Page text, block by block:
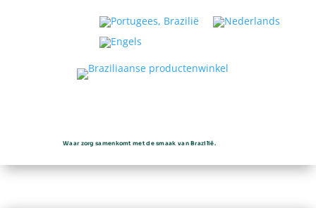
Waar zorg samenkomt met de smaak van Brazilië.